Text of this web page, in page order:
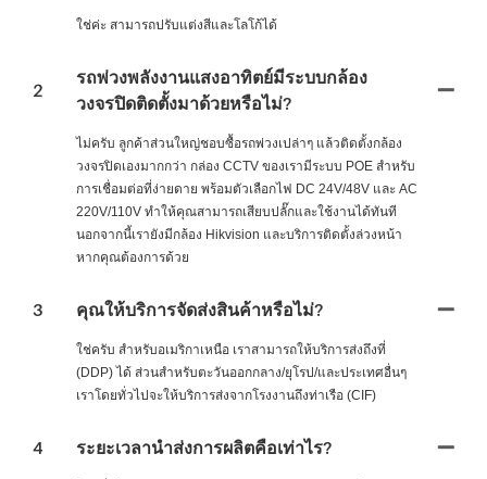
ใช่ค่ะ สามารถปรับแต่งสีและโลโก้ได้
2
รถพ่วงพลังงานแสงอาทิตย์มีระบบกล้อง
วงจรปิดติดตั้งมาด้วยหรือไม่?
ไม่ครับ ลูกค้าส่วนใหญ่ชอบซื้อรถพ่วงเปล่าๆ แล้วติดตั้งกล้อง
วงจรปิดเองมากกว่า กล่อง CCTV ของเรามีระบบ POE สำหรับ
การเชื่อมต่อที่ง่ายดาย พร้อมตัวเลือกไฟ DC 24V/48V และ AC
220V/110V ทำให้คุณสามารถเสียบปลั๊กและใช้งานได้ทันที
นอกจากนี้เรายังมีกล้อง Hikvision และบริการติดตั้งล่วงหน้า
หากคุณต้องการด้วย
3 คุณให้บริการจัดส่งสินค้าหรือไม่?
ใช่ครับ สำหรับอเมริกาเหนือ เราสามารถให้บริการส่งถึงที่
(DDP) ได้ ส่วนสำหรับตะวันออกกลาง/ยุโรป/และประเทศอื่นๆ
เราโดยทั่วไปจะให้บริการส่งจากโรงงานถึงท่าเรือ (CIF)
4 ระยะเวลานำส่งการผลิตคือเท่าไร?